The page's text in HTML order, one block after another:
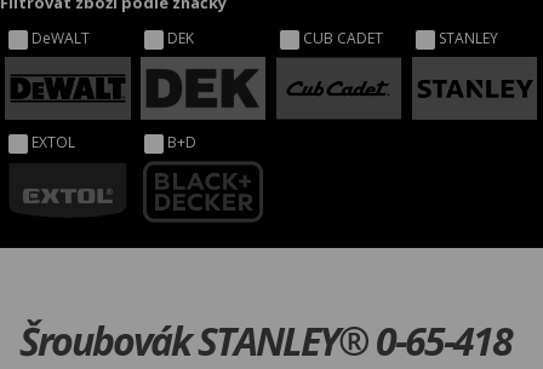
DeWALT DEK CUB CADET STANLEY
EXTOL B+D
Šroubovák STANLEY® 0-65-418